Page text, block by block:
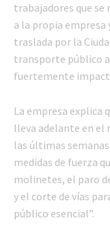
trabajadores que
a la propia empresa
traslada por la
transporte público
fuertemente
La empresa explica
lleva adelante en el
las últimas
medidas de fuerza
molinetes, el paro
y el corte de vías
público esencial”.